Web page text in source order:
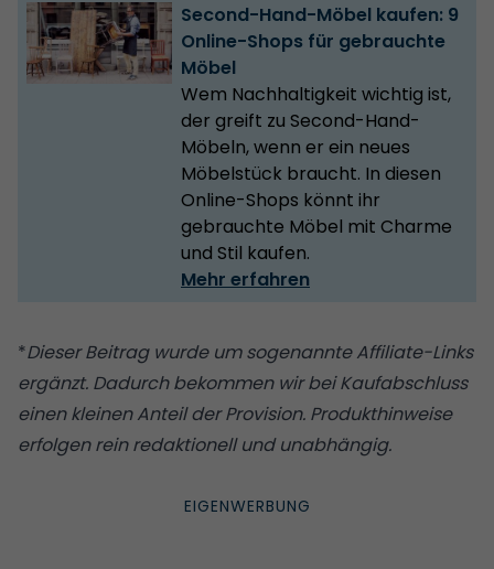
Second-Hand-Möbel kaufen: 9
Online-Shops für gebrauchte
Möbel
Wem Nachhaltigkeit wichtig ist,
der greift zu Second-Hand-
Möbeln, wenn er ein neues
Möbelstück braucht. In diesen
Online-Shops könnt ihr
gebrauchte Möbel mit Charme
und Stil kaufen.
Mehr erfahren
*Dieser Beitrag wurde um sogenannte Affiliate-Links
ergänzt. Dadurch bekommen wir bei Kaufabschluss
einen kleinen Anteil der Provision. Produkthinweise
erfolgen rein redaktionell und unabhängig.